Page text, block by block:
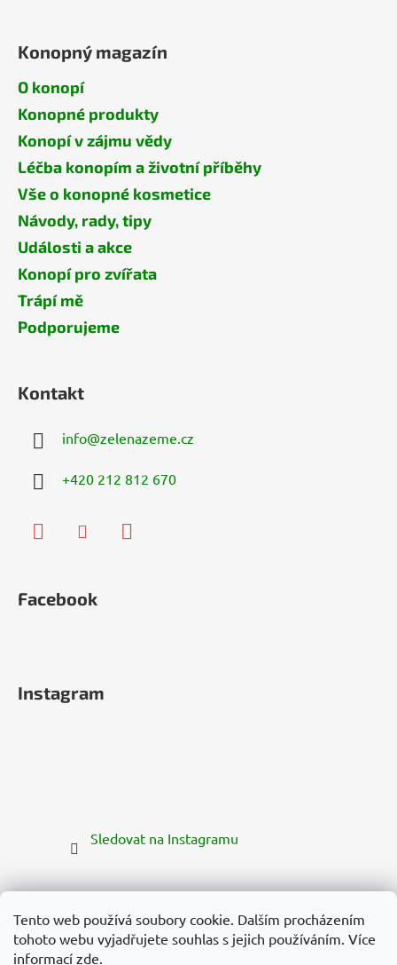
Tento web používá soubory cookie. Dalším procházením
tohoto webu vyjadřujete souhlas s jejich používáním. Více
informací zde.
Konopný magazín
O konopí
Konopné produkty
Konopí v zájmu vědy
Léčba konopím a životní příběhy
Vše o konopné kosmetice
Návody, rady, tipy
Události a akce
Konopí pro zvířata
Trápí mě
Podporujeme
Kontakt
info@zelenazeme.cz
+420 212 812 670
Facebook
Instagram
Sledovat na Instagramu